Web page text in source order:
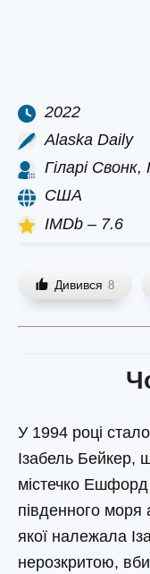
2022
Alaska Daily
Гіларі
США
IMDb – 7.6
Дивився 8
У 1994 році
Ізабель Бейкер,
містечко Ешфорд
південного моря
якої належала
нерозкритою,